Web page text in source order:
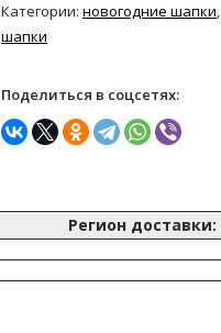
Категории: новогодние шапки,
шапки
Поделиться в соцсетях:
Регион доставки: